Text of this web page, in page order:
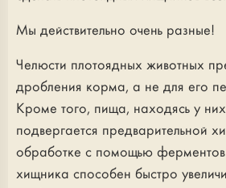
Мы действительно очень разные!
Челюсти плотоядных животных
дробления корма, а не для его
Кроме того, пища, находясь у
подвергается предварительной
обработке с помощью
хищника способен быстро